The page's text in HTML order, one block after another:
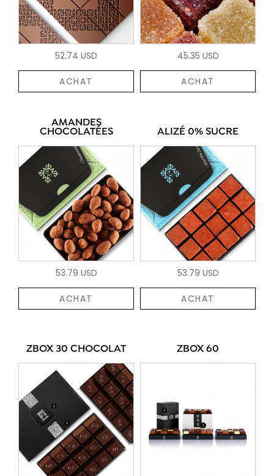
52.74 USD
ACHAT
45.35 USD
ACHAT
AMANDES
CHOCOLATÉES
53.79 USD
ACHAT
ALIZÉ 0% SUCRE
53.79 USD
ACHAT
ZBOX 30 CHOCOLAT ZBOX 60